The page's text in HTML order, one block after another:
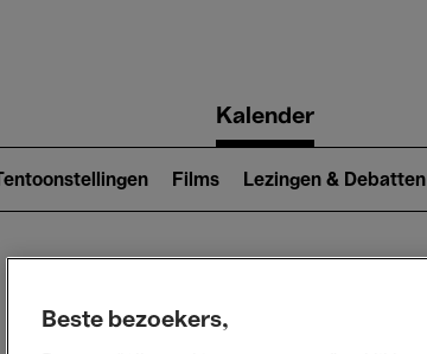
navigationKalender
Tentoonstellingen Films Lezingen & Debatten
Beste bezoekers,